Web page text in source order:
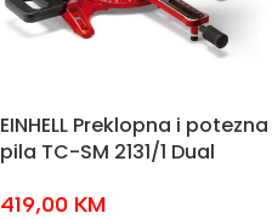
EINHELL Preklopna i potezna
pila TC-SM 2131/1 Dual
419,00 KM